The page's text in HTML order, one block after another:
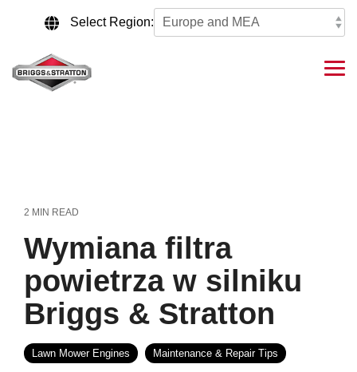
content.
Select Region:
2 MIN READ
Wymiana filtra
powietrza w silniku
Briggs & Stratton
Lawn Mower Engines Maintenance & Repair Tips